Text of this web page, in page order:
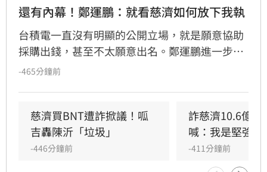
還有內幕！鄭運鵬：就看慈濟如何放下我執
台積電一直沒有明顯的公開立場，就是願意協助
採購出錢，甚至不太願意出名。鄭運鵬進一步指
出，慈濟和鴻海、台積電不同的地方在於慈濟本
不過回頭驗證，慈濟在當時的採購過程中幾乎沒
有角色，但是，慈濟在當年是最常表態的，顯然
慈濟內部在BNT的這麼大金額的重要採購上，慈
濟醫院並沒有被賦予重要的角色，原因不明。
-465分鐘前
慈濟買BNT遭詐掀議！呱
吉轟陳沂「垃圾」
-446分鐘前
詐慈濟10.6億！
喊：我是堅強的
-411分鐘前